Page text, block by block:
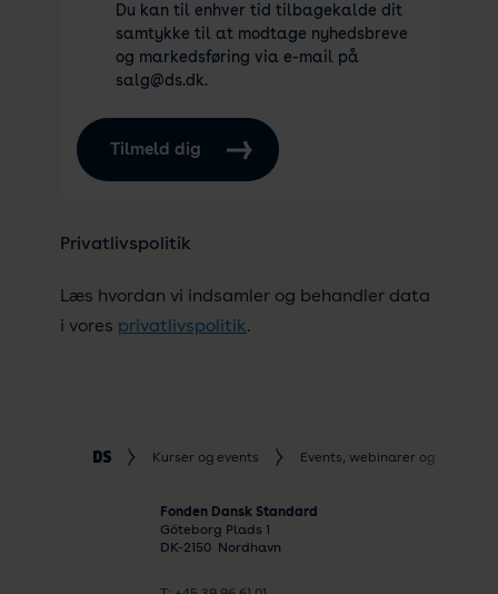
Du kan til enhver tid tilbagekalde dit
samtykke til at modtage nyhedsbreve
og markedsføring via e-mail på
salg@ds.dk.
Privatlivspolitik
Læs hvordan vi indsamler og behandler data
i vores privatlivspolitik.
Kurser og events Events, webinarer og
Fonden Dansk Standard
Göteborg Plads 1
DK-2150 Nordhavn